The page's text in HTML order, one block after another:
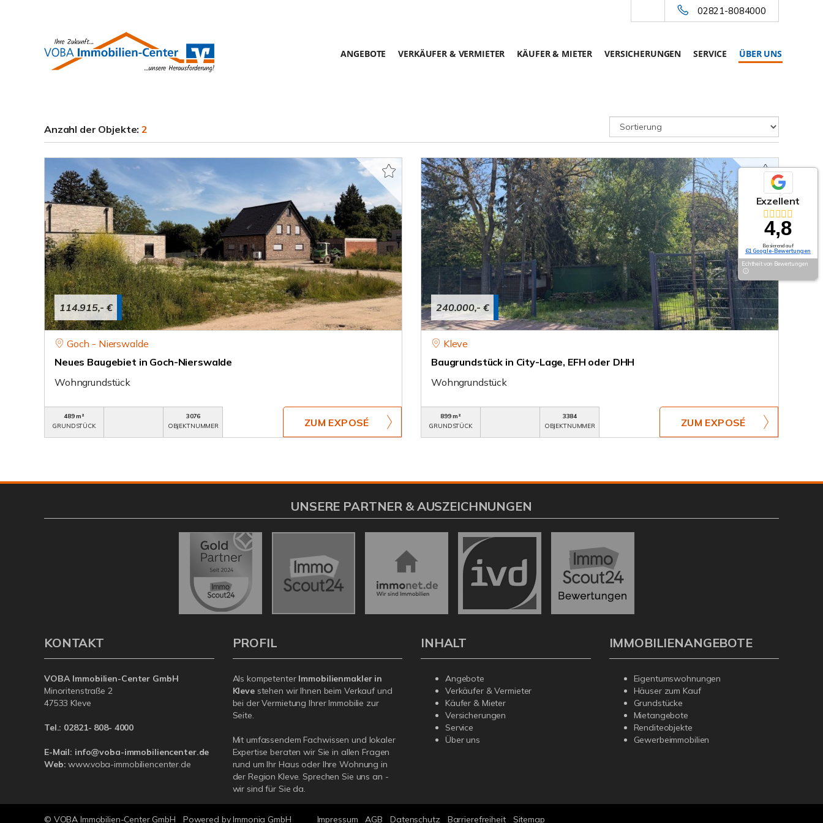
02821-8084000
ANGEBOTE VERKÄUFER & VERMIETER KÄUFER & MIETER VERSICHERUNGEN SERVICE ÜBER UNS
Anzahl der Objekte:2
114.915,- €
Goch - Nierswalde
Neues Baugebiet in Goch-Nierswalde
Wohngrundstück
489 m²
GRUNDSTÜCK
3076
OBJEKTNUMMER
ZUM EXPOSÉ
240.000,- €
Kleve
Baugrundstück in City-Lage, EFH oder DHH
Wohngrundstück
899 m²
GRUNDSTÜCK
3384
OBJEKTNUMMER
ZUM EXPOSÉ
Exzellent
4,8
Basierend auf
61 Google-Bewertungen
Echtheit von Bewertungen
UNSERE PARTNER & AUSZEICHNUNGEN
KONTAKT
VOBA Immobilien-Center GmbH
Minoritenstraße 2
47533 Kleve
Tel.: 02821- 808- 4000
E-Mail: info@voba-immobiliencenter.de
Web: www.voba-immobiliencenter.de
PROFIL
Als kompetenter Immobilienmakler in
Kleve stehen wir Ihnen beim Verkauf und
bei der Vermietung Ihrer Immobilie zur
Seite.
Mit umfassendem Fachwissen und lokaler
Expertise beraten wir Sie in allen Fragen
rund um Ihr Haus oder Ihre Wohnung in
der Region Kleve. Sprechen Sie uns an -
wir sind für Sie da.
INHALT
Angebote
Verkäufer & Vermieter
Käufer & Mieter
Versicherungen
Service
Über uns
IMMOBILIENANGEBOTE
Eigentumswohnungen
Häuser zum Kauf
Grundstücke
Mietangebote
Renditeobjekte
Gewerbeimmobilien
© VOBA Immobilien-Center GmbH Powered by Immonia GmbH Impressum AGB Datenschutz Barrierefreiheit Sitemap